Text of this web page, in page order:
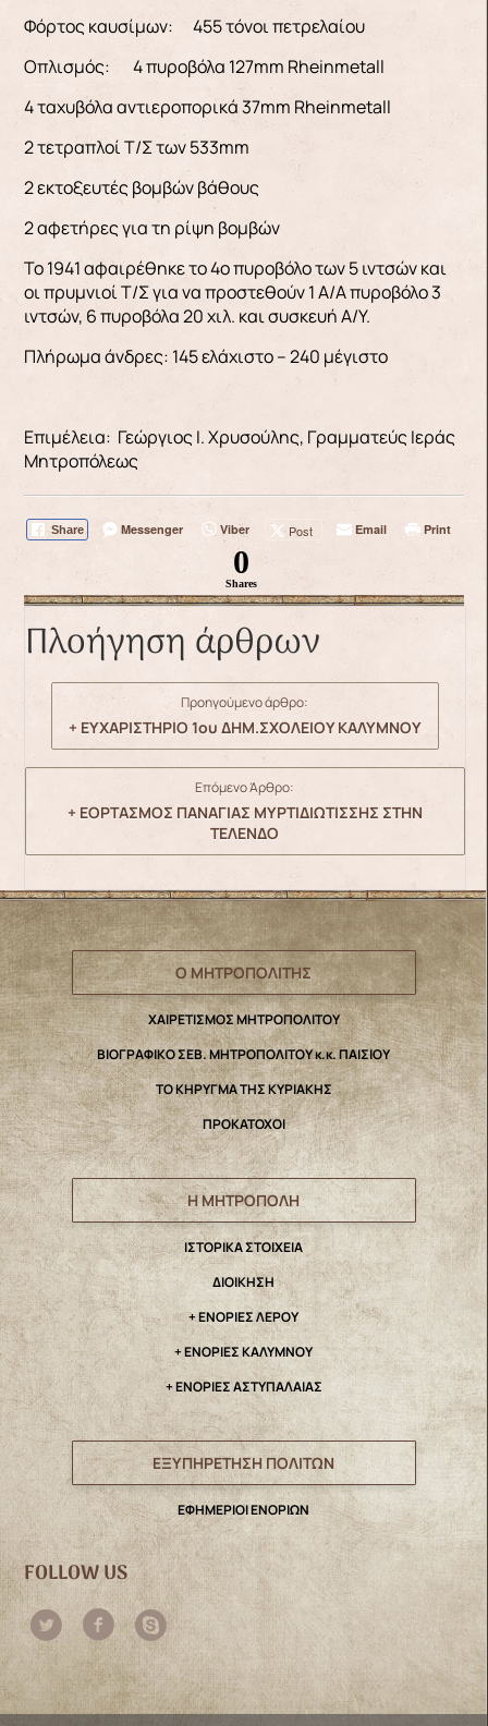
Φόρτος καυσίμων: 455 τόνοι πετρελαίου
Οπλισμός: 4 πυροβόλα 127mm Rheinmetall
4 ταχυβόλα αντιεροπορικά 37mm Rheinmetall
2 τετραπλοί Τ/Σ των 533mm
2 εκτοξευτές βομβών βάθους
2 αφετήρες για τη ρίψη βομβών
Το 1941 αφαιρέθηκε το 4ο πυροβόλο των 5 ιντσών και
οι πρυμνιοί Τ/Σ για να προστεθούν 1 Α/Α πυροβόλο 3
ιντσών, 6 πυροβόλα 20 χιλ. και συσκευή Α/Υ.
Πλήρωμα άνδρες: 145 ελάχιστο – 240 μέγιστο
Επιμέλεια: Γεώργιος Ι. Χρυσούλης, Γραμματεύς Ιεράς
Μητροπόλεως
Share Messenger Viber Post Email Print
0
Shares
Πλοήγηση άρθρων
Προηγούμενο άρθρο:
+ ΕΥΧΑΡΙΣΤΗΡΙΟ 1ου ΔΗΜ.ΣΧΟΛΕΙΟΥ ΚΑΛΥΜΝΟΥ
Επόμενο Άρθρο:
+ ΕΟΡΤΑΣΜΟΣ ΠΑΝΑΓΙΑΣ ΜΥΡΤΙΔΙΩΤΙΣΣΗΣ ΣΤΗΝ
ΤΕΛΕΝΔΟ
Ο ΜΗΤΡΟΠΟΛΙΤΗΣ
ΧΑΙΡΕΤΙΣΜΟΣ ΜΗΤΡΟΠΟΛΙΤΟΥ
ΒΙΟΓΡΑΦΙΚΟ ΣΕΒ. ΜΗΤΡΟΠΟΛΙΤΟΥ κ.κ. ΠΑΙΣΙΟΥ
ΤΟ ΚΗΡΥΓΜΑ ΤΗΣ ΚΥΡΙΑΚΗΣ
ΠΡΟΚΑΤΟΧΟΙ
Η ΜΗΤΡΟΠΟΛΗ
IΣΤΟΡΙΚΑ ΣΤΟΙΧΕΙΑ
ΔΙΟΙΚΗΣΗ
+ ΕΝΟΡΙΕΣ ΛΕΡΟΥ
+ ΕΝΟΡΙΕΣ ΚΑΛΥΜΝΟΥ
+ ΕΝΟΡΙΕΣ ΑΣΤΥΠΑΛΑΙΑΣ
ΕΞΥΠΗΡΕΤΗΣΗ ΠΟΛΙΤΩΝ
ΕΦΗΜΕΡΙΟΙ ΕΝΟΡΙΩΝ
FOLLOW US